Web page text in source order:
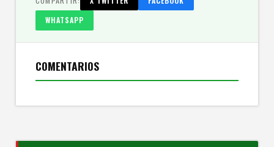
WHATSAPP
COMENTARIOS